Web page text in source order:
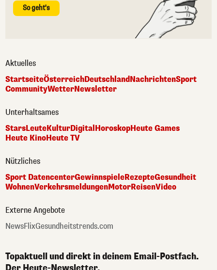
So geht's
Aktuelles
StartseiteÖsterreichDeutschlandNachrichtenSport
CommunityWetterNewsletter
Unterhaltsames
StarsLeuteKulturDigital HoroskopHeute Games
Heute KinoHeute TV
Nützliches
Sport DatencenterGewinnspieleRezepteGesundheit
WohnenVerkehrsmeldungenMotorReisenVideo
Externe Angebote
NewsFlixGesundheitstrends.com
Topaktuell und direkt in deinem Email-Postfach.